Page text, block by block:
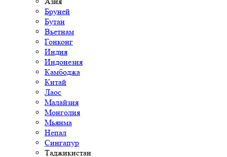
Бруней
Бутан
Вьетнам
Гонконг
Индия
Индонезия
Камбоджа
Китай
Лаос
Малайзия
Монголия
Мьянма
Непал
Сингапур
Таджикистан